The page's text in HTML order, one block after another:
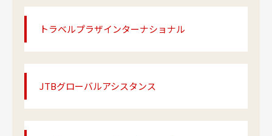
トラベルプラザインターナショナル
JTBグローバルアシスタンス